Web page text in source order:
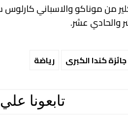
من موناكو والاسباني كارلوس
والحادي عشر.
جائزة كندا الكبرى رياضة
تابعونا علي